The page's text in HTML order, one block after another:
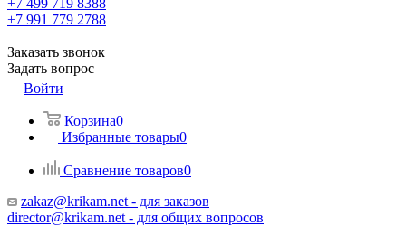
+7 499 719 8388
+7 991 779 2788
Заказать звонок
Задать вопрос
Войти
Корзина0
Избранные товары0
Сравнение товаров0
zakaz@krikam.net - для заказов
director@krikam.net - для общих вопросов